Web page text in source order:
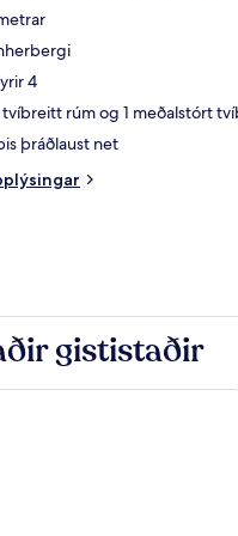
4
tvíbreitt rúm og 1 meðalstórt
þráðlaust net
gististaðir
Wyndham Watertown